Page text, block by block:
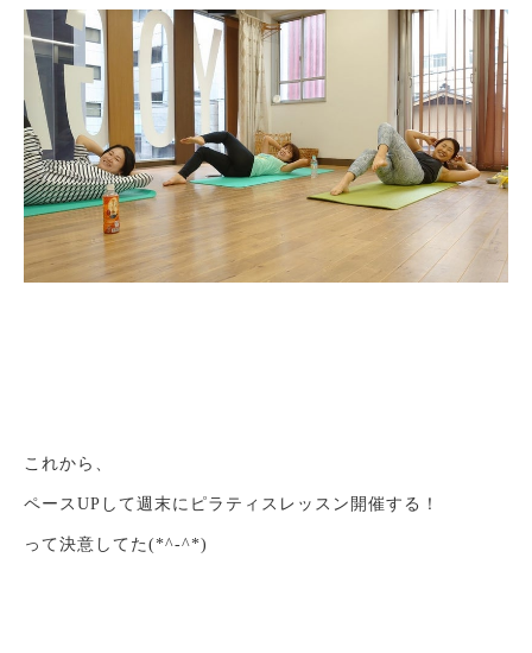
これから、
ペースUPして週末にピラティスレッスン開催する！
って決意してた(*^-^*)